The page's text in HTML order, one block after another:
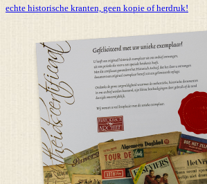
echte historische kranten, geen kopie of herdruk!